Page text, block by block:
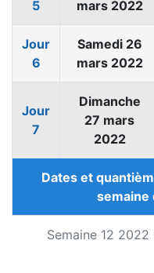
Semaine 12
5
mars 2022
Jour
6
Samedi 26
mars 2022
Jour
7
Dimanche
27 mars
2022
Dates et
semaine